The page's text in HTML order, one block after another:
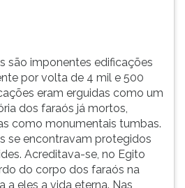
são imponentes edificações
por volta de 4 mil e 500
eram erguidas como um
dos faraós já mortos,
como monumentais tumbas.
se encontravam protegidos
Acreditava-se, no Egito
do corpo dos faraós na
a eles a vida eterna. Nas